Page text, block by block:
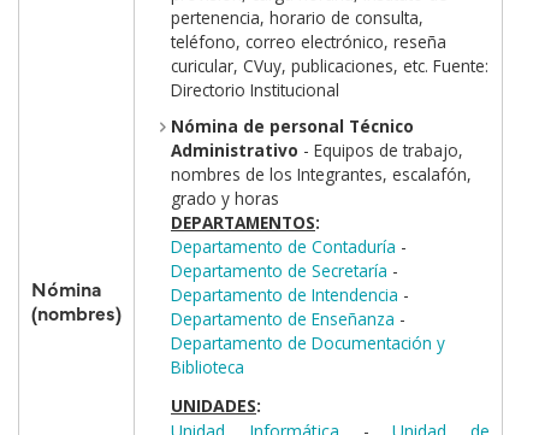
Nómina
(nombres)
pertenencia, horario de consulta,
teléfono, correo electrónico, reseña
curicular, CVuy, publicaciones, etc. Fuente:
Directorio Institucional
Nómina de personal Técnico
Administrativo - Equipos de trabajo,
nombres de los Integrantes, escalafón,
grado y horas
DEPARTAMENTOS:
Departamento de Contaduría -
Departamento de Secretaría -
Departamento de Intendencia -
Departamento de Enseñanza -
Departamento de Documentación y
Biblioteca
UNIDADES: